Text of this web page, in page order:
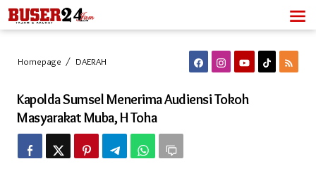
Lewati
ke
konten
Homepage / DAERAH
Audiensi
Tokoh
Masyarakat
Muba,
H
Toha
Kapolda Sumsel Menerima Audiensi Tokoh
Masyarakat Muba, H Toha